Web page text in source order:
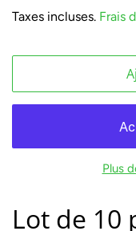
Taxes incluses. Frais
Plus
Lot de 10